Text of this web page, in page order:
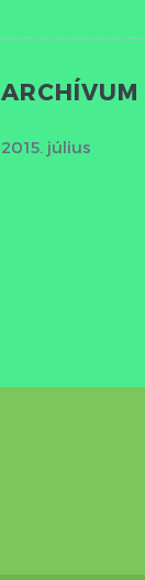
ARCHÍVUM
2015. július